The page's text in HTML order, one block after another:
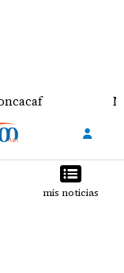
Nathalee
mis noticias